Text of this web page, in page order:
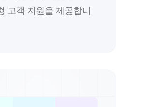
고객 지원을 제공합니